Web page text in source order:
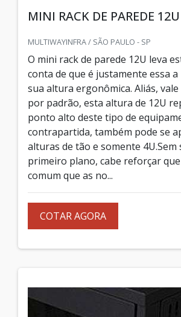
MINI RACK DE PAREDE 12U
MULTIWAYINFRA / SÃO PAULO - SP
O mini rack de parede 12U leva
conta de que é justamente essa a
sua altura ergonômica. Aliás,
por padrão, esta altura de 12U
ponto alto deste tipo de
contrapartida, também pode se
alturas de tão e somente 4U.Sem
primeiro plano, cabe reforçar
comum que as no...
COTAR AGORA